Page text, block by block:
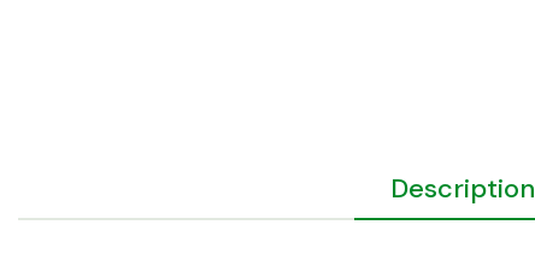
Description